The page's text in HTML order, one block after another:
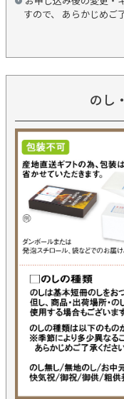
すので、 あらかじめご
のし